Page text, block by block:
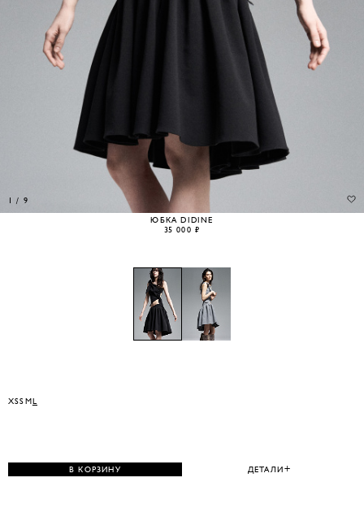
1 / 9
ЮБКА DIDINE
35 000 ₽
XSSML
ДЕТАЛИ
В КОРЗИНУ